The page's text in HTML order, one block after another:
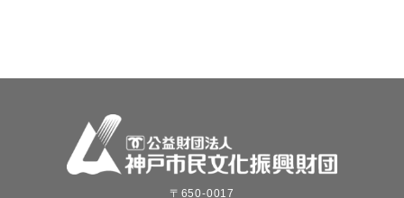
〒650-0017